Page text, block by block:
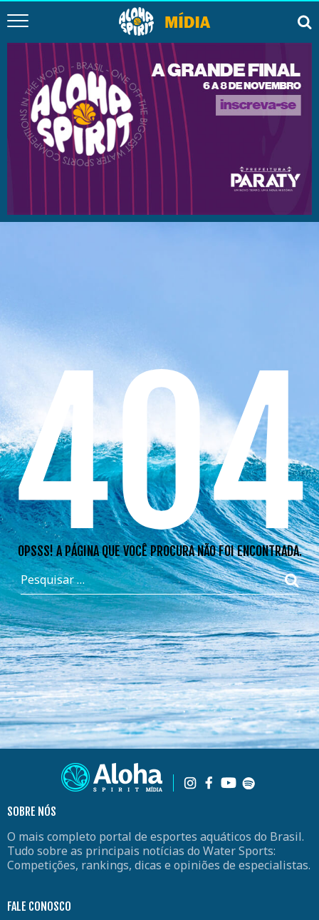
404
OPSSS! A PÁGINA QUE VOCÊ PROCURA NÃO FOI ENCONTRADA.
SOBRE NÓS
O mais completo portal de esportes aquáticos do Brasil.
Tudo sobre as principais notícias do Water Sports:
Competições, rankings, dicas e opiniões de especialistas.
FALE CONOSCO